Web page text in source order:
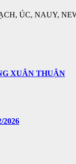
ÚC, NAUY,
XUÂN THUẬN